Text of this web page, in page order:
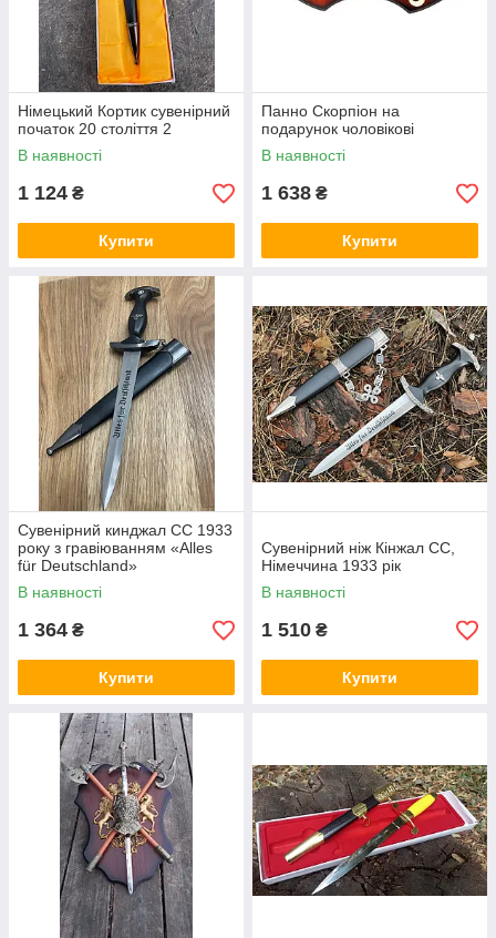
Німецький Кортик сувенірний
початок 20 століття 2
В наявності
1 124 ₴
Купити
Панно Скорпіон на
подарунок чоловікові
В наявності
1 638 ₴
Купити
Сувенірний кинджал СС 1933
року з гравіюванням «Alles
für Deutschland»
В наявності
1 364 ₴
Купити
Сувенірний ніж Кінжал СС,
Німеччина 1933 рік
В наявності
1 510 ₴
Купити